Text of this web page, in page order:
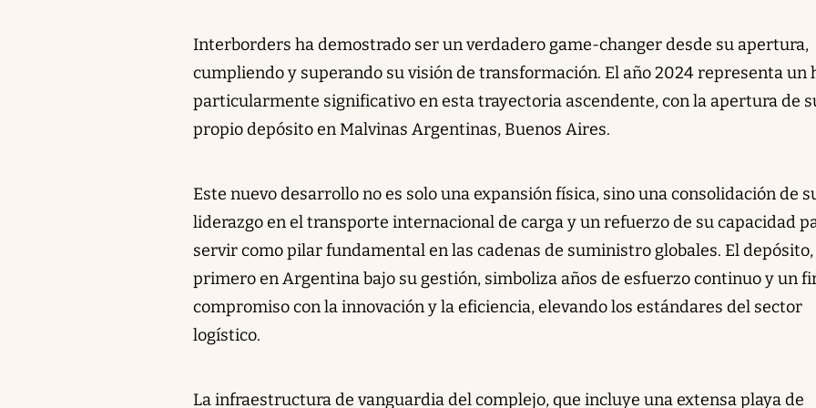
Interborders ha demostrado ser un verdadero game-changer desde su apertura,
cumpliendo y superando su visión de transformación. El año 2024 representa un
particularmente significativo en esta trayectoria ascendente, con la apertura de
propio depósito en Malvinas Argentinas, Buenos Aires.
Este nuevo desarrollo no es solo una expansión física, sino una consolidación de
liderazgo en el transporte internacional de carga y un refuerzo de su capacidad
servir como pilar fundamental en las cadenas de suministro globales. El
primero en Argentina bajo su gestión, simboliza años de esfuerzo continuo y un
compromiso con la innovación y la eficiencia, elevando los estándares del sector
logístico.
La infraestructura de vanguardia del complejo, que incluye una extensa playa de